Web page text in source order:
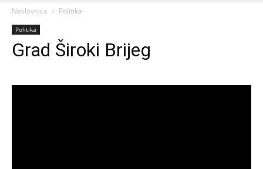
Naslovnica Politika
Politika
Grad Široki Brijeg